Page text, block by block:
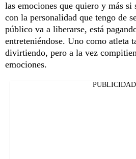
las emociones que quiero y más si
con la personalidad que tengo de
público va a liberarse, está
entreteniéndose. Uno como atleta
divirtiendo, pero a la vez
emociones.
PUBLICIDAD